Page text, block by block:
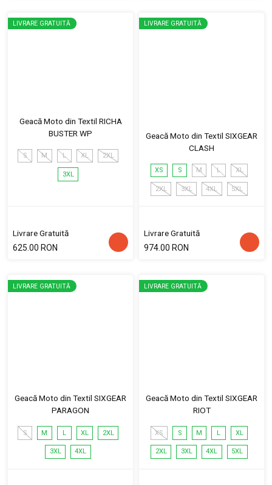
LIVRARE GRATUITĂ
Geacă Moto din Textil RICHA
BUSTER WP
S M L XL 2XL
3XL
Livrare Gratuită
625.00 RON
LIVRARE GRATUITĂ
Geacă Moto din Textil SIXGEAR
CLASH
XS S M L XL
2XL 3XL 4XL 5XL
Livrare Gratuită
974.00 RON
LIVRARE GRATUITĂ
Geacă Moto din Textil SIXGEAR
PARAGON
S M L XL 2XL
3XL 4XL
LIVRARE GRATUITĂ
Geacă Moto din Textil SIXGEAR
RIOT
XS S M L XL
2XL 3XL 4XL 5XL